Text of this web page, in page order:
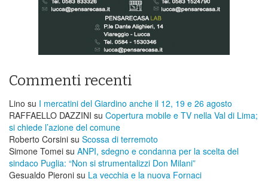
Commenti recenti
Lino su I mercatini del Giardino anche il 12, 19 e 26 agosto
RAFFAELLO DAZZINI su ​Copertura mobile e TV nella Val di Lima;
si chiede l’azione del comune
Roberto Corsini su Scossa di terremoto
Simone Tomei su ANPI, sdegno e condanna per la scelta del
sindaco Puglia: “Non si strumentalizzi Don Milani”
Gesualdo Pieroni su La vecchia e la nuova Fornaci